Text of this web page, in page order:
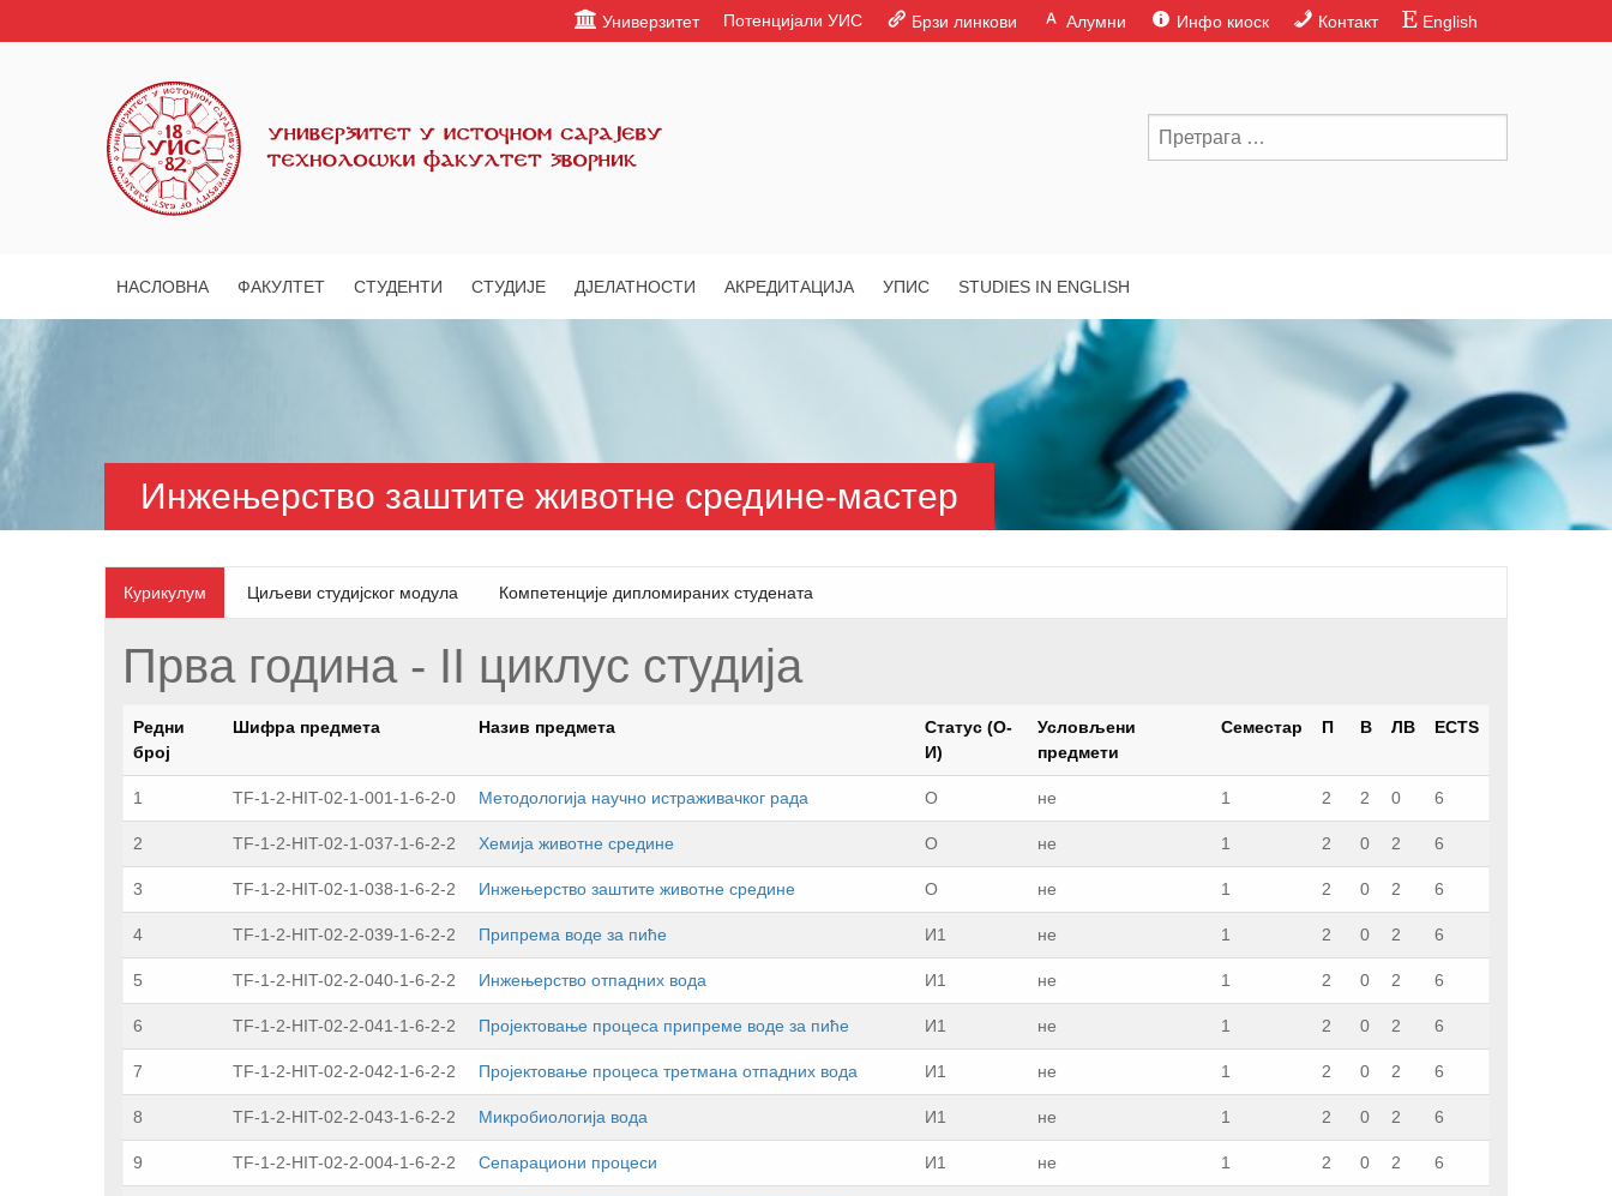
English
Контакт
Инфо киоск
Алумни
Брзи линкови
Потенцијали УИС
Универзитет
НАСЛОВНА ФАКУЛТЕТ СТУДЕНТИ СТУДИЈЕ ДЈЕЛАТНОСТИ АКРЕДИТАЦИЈА УПИС STUDIES IN ENGLISH
Инжењерство заштите животне средине-мастер
Курикулум Циљеви студијског модула Компетенције дипломираних студената
Прва година - II циклус студија
Редни
број
Шифра предмета Назив предмета
Статус (О-
И)
Условљени
предмети
Семестар П В ЛВ ECTS
1 TF-1-2-HIT-02-1-001-1-6-2-0 Методологија научно истраживачког рада О не 1 2 2 0 6
2 TF-1-2-HIT-02-1-037-1-6-2-2 Хемија животне средине О не 1 2 0 2 6
3 TF-1-2-HIT-02-1-038-1-6-2-2 Инжењерство заштите животне средине О не 1 2 0 2 6
4 TF-1-2-HIT-02-2-039-1-6-2-2 Припрeмa вoдe зa пићe И1 не 1 2 0 2 6
5 TF-1-2-HIT-02-2-040-1-6-2-2 Инжeњeрствo oтпaдних вoдa И1 не 1 2 0 2 6
6 TF-1-2-HIT-02-2-041-1-6-2-2 Прojeктoвaњe прoцeсa припрeмe вoдe зa пићe И1 не 1 2 0 2 6
7 TF-1-2-HIT-02-2-042-1-6-2-2 Прojeктoвaњe прoцeсa трeтмaнa oтпaдних вoдa И1 не 1 2 0 2 6
8 TF-1-2-HIT-02-2-043-1-6-2-2 Mикрoбиoлoгиja вoдa И1 не 1 2 0 2 6
9 TF-1-2-HIT-02-2-004-1-6-2-2 Сепарациони процеси И1 не 1 2 0 2 6